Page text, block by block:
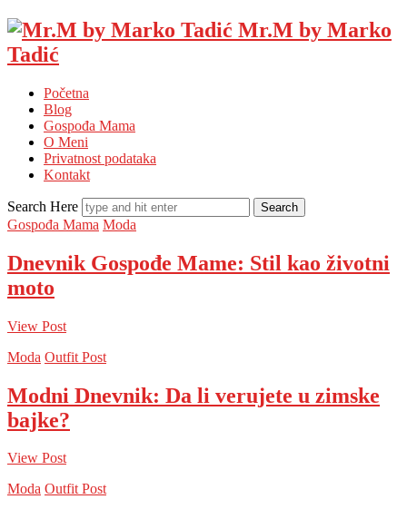
Mr.M by Marko
Tadić
Početna
Blog
Gospođa Mama
O Meni
Privatnost podataka
Kontakt
Search Here
Gospođa Mama Moda
Dnevnik Gospođe Mame: Stil kao životni
moto
View Post
Moda Outfit Post
Modni Dnevnik: Da li verujete u zimske
bajke?
View Post
Moda Outfit Post